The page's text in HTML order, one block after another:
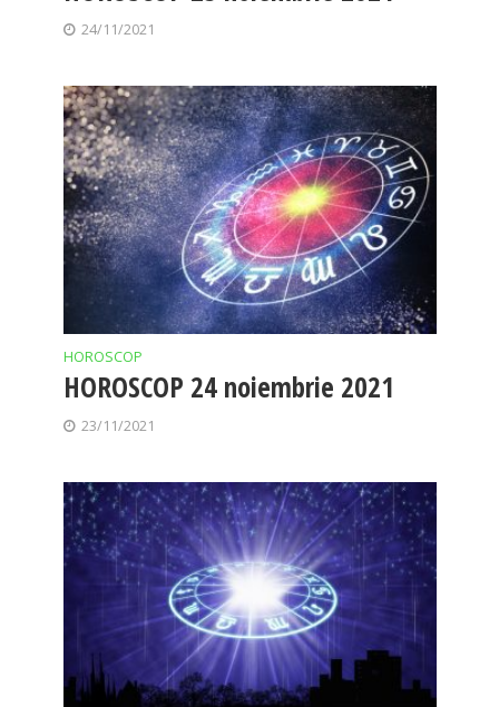
24/11/2021
HOROSCOP
HOROSCOP 24 noiembrie 2021
23/11/2021